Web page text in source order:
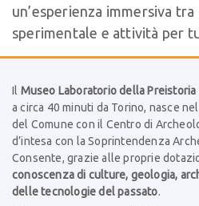
un’esperienza immersiva
sperimentale e attività per
Il Museo Laboratorio della Preistoria
a circa 40 minuti da Torino, nasce
del Comune con il Centro di
d’intesa con la Soprintendenza
Consente, grazie alle proprie
conoscenza di culture, geologia,
delle tecnologie del passato.